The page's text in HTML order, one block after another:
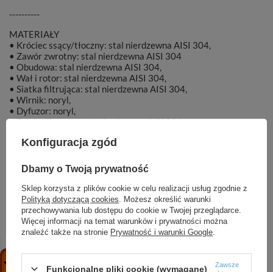
----------
MATERIAŁY
• Króciec ssący/tłoczny: stal nierdzewna AISI 304,
• Zawór zwrotny: stal nierdzewna AISI 304
• Obudowa: stal nierdzewna AISI 304,
• Wał i rotor: stal nierdzewna AISI 304,
• Siatka filtrująca: stal nierdzewna AISI 304,
• Wirnik: noryl,
• Dyfuzor: noryl,
• Tuleja ślizgowa: stal nierdzewna AISI 304,
• Uszczelnienie mechaniczne: Ceramika/SiC/NBR,
Marka DAMBAT
Symbol OPA000843
Konfiguracja zgód
Dbamy o Twoją prywatność
Sklep korzysta z plików cookie w celu realizacji usług zgodnie z
Polityką dotyczącą cookies . Możesz określić warunki
przechowywania lub dostępu do cookie w Twojej przeglądarce.
Więcej informacji na temat warunków i prywatności można
znaleźć także na stronie Prywatność i warunki Google
Funkcjonalne pliki cookie (wymagane)
Zawsze